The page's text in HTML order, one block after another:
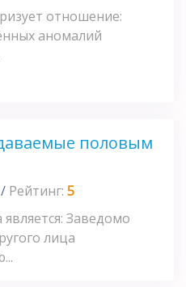
отношение:
аномалий
половым
/ Рейтинг: 5
Заведомо
лица